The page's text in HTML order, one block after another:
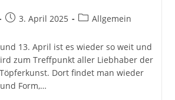
Beitrag3. April 2025
Beitrags-
Allgemein
und 13. April ist es wieder so weit und
zum Treffpunkt aller Liebhaber der
Dort findet man wieder
Form,…